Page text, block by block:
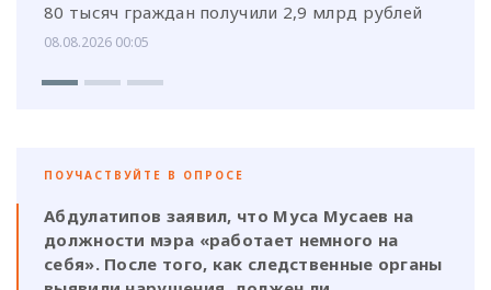
80 тысяч граждан получили 2,9 млрд рублей
08.08.2026 00:05
ПОУЧАСТВУЙТЕ В ОПРОСЕ
Абдулатипов заявил, что Муса Мусаев на
должности мэра «работает немного на
себя». После того, как следственные органы